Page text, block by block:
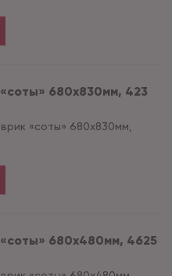
680х830мм, 423
«соты» 680х830мм,
680х480мм, 4625